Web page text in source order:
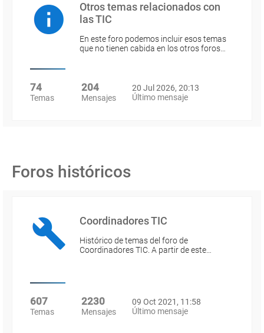
Otros temas relacionados con
las TIC
En este foro podemos incluir esos temas
que no tienen cabida en los otros foros…
74
Temas
204
Mensajes
20 Jul 2026, 20:13
Último mensaje
Foros históricos
Coordinadores TIC
Histórico de temas del foro de
Coordinadores TIC. A partir de este…
607
Temas
2230
Mensajes
09 Oct 2021, 11:58
Último mensaje